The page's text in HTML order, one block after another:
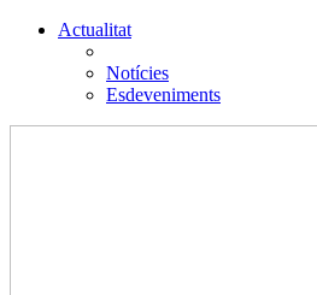
Actualitat
Notícies
Esdeveniments